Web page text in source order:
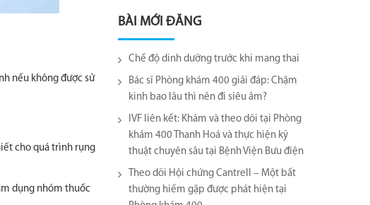
nếu không được sử
cho quá trình rụng
dụng nhóm thuốc
BÀI MỚI ĐĂNG
Chế độ dinh dưỡng trước khi mang thai
Bác sĩ Phòng khám 400 giải đáp: Chậm
kinh bao lâu thì nên đi siêu âm?
IVF liên kết: Khám và theo dõi tại Phòng
khám 400 Thanh Hoá và thực hiện kỹ
thuật chuyên sâu tại Bệnh Viện Bưu điện
Theo dõi Hội chứng Cantrell – Một bất
thường hiếm gặp được phát hiện tại